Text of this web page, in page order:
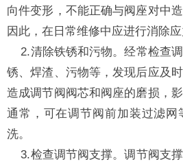
向件变形，不能正确与阀座对中
因此，在日常维修中应进行消除应
2.清除铁锈和污物。经常检查
锈、焊渣、污物等，发现后应及
造成调节阀阀芯和阀座的磨损，
通常，可在调节阀前加装过滤网
洗。
3.检查调节阀支撑。调节阀支